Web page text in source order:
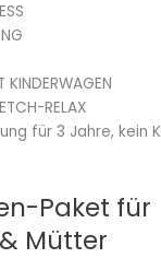
KINDERWAGEN
RELAX
für 3 Jahre, kein
Paket für
Mütter